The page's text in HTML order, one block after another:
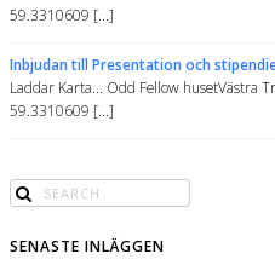
59.3310609 [...]
Inbjudan till Presentation och
Laddar Karta... Odd Fellow husetVästra
59.3310609 [...]
SENASTE INLÄGGEN